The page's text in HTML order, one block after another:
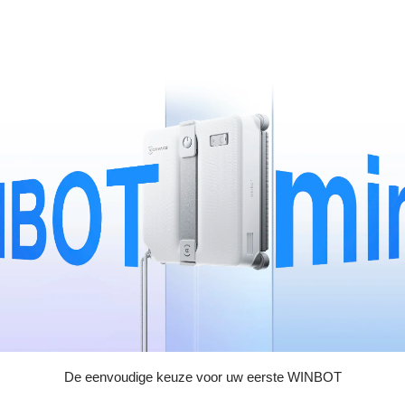
De eenvoudige keuze voor uw eerste WINBOT